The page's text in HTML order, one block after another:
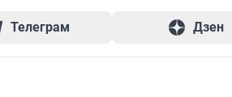
Телеграм Дзен